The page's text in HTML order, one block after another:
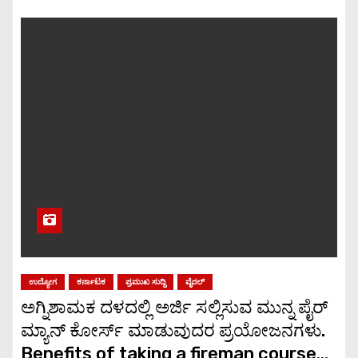
ಉದ್ಯೋಗ ಕರ್ನಾಟಕ ಪ್ರಮುಖ ಸುದ್ದಿ ವೈರಲ್
ಅಗ್ನಿಶಾಮಕ ದಳದಲ್ಲಿ ಅರ್ಜಿ ಸಲ್ಲಿಸುವ ಮುನ್ನ ಪೈರ್
ಮ್ಯಾನ್ ಕೋರ್ಸ್ ಮಾಡುವುದರ ಪ್ರಯೋಜನಗಳು.
Benefits of taking a fireman course